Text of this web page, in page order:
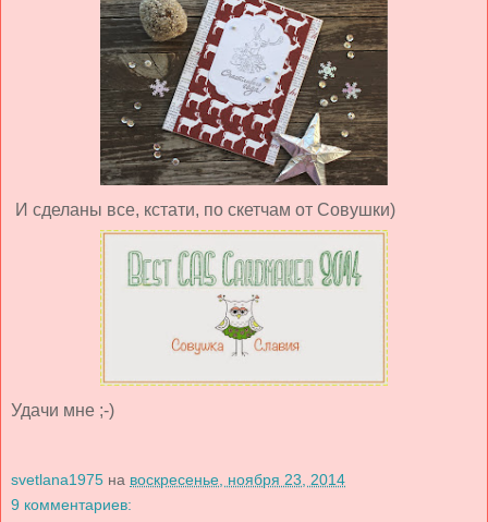
И сделаны все, кстати, по скетчам от Совушки)
Удачи мне ;-)
svetlana1975 на воскресенье, ноября 23, 2014
9 комментариев: